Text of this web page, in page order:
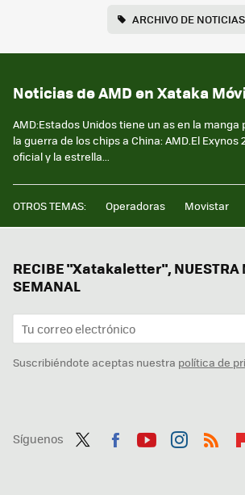
ARCHIVO DE NOTICIAS
Noticias de AMD en Xataka
AMD:Estados Unidos tiene un as en la
la guerra de los chips a China: AMD.El
oficial y la estrella...
OTROS TEMAS: Operadoras Movistar
RECIBE "Xatakaletter", NUESTRA
SEMANAL
Suscribiéndote aceptas nuestra política de
Síguenos